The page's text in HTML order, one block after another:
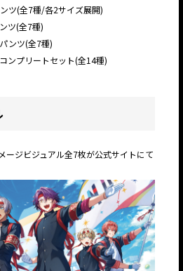
ツ(全7種/各2サイズ展開)
ツ(全7種)
ンツ(全7種)
ンプリートセット(全14種)
ージビジュアル全7枚が公式サイトにて